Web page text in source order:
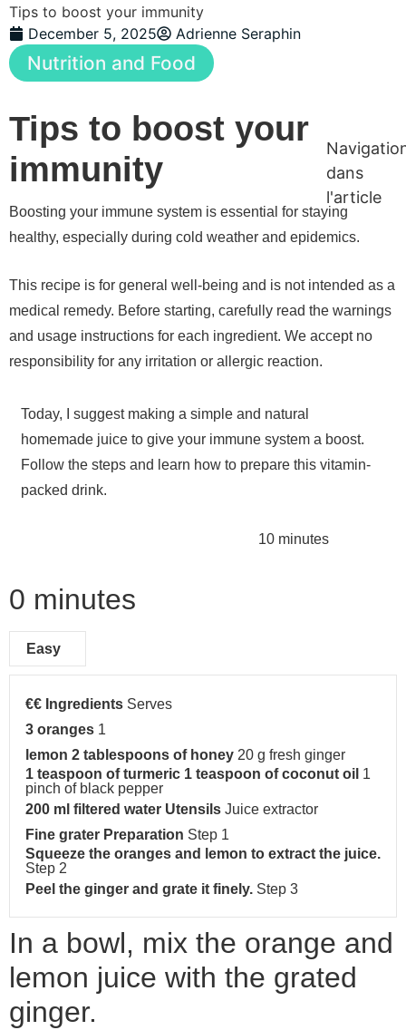
Tips to boost your immunity
December 5, 2025
Adrienne Seraphin
Nutrition and Food
Tips to boost your
immunity
Boosting your immune system is essential for staying
healthy, especially during cold weather and epidemics.
This recipe is for general well-being and is not intended as a
medical remedy. Before starting, carefully read the warnings
and usage instructions for each ingredient. We accept no
responsibility for any irritation or allergic reaction.
Today, I suggest making a simple and natural
homemade juice to give your immune system a boost.
Follow the steps and learn how to prepare this vitamin-
packed drink.
10 minutes
0 minutes
Easy
€€ Ingredients Serves
3 oranges 1
lemon 2 tablespoons of honey 20 g fresh ginger
1 teaspoon of turmeric 1 teaspoon of coconut oil 1
pinch of black pepper
200 ml filtered water Utensils Juice extractor
Fine grater Preparation Step 1
Squeeze the oranges and lemon to extract the juice.
Step 2
Peel the ginger and grate it finely. Step 3
In a bowl, mix the orange and
lemon juice with the grated
ginger.
dans
l'article